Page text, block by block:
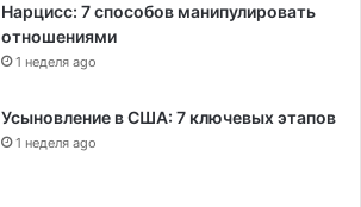
Нарцисс: 7 способов манипулировать
отношениями
1 неделя ago
Усыновление в США: 7 ключевых этапов
1 неделя ago